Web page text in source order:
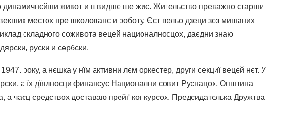
динамичнєйши живот и швидше ше жиє. Жительство преважно старши
местох пре школованє и роботу. Єст вельо дзеци зоз мишаних
складного соживота вецей националносцох, даєдни знаю
руски и сербски.
року, а нєшка у нїм активни лєм оркестер, други секциї вецей нєт. У
а їх дїялносци финансує Национални совит Руснацох, Општина
а часц средствох доставаю прейґ конкурсох. Предсидателька Дружтва